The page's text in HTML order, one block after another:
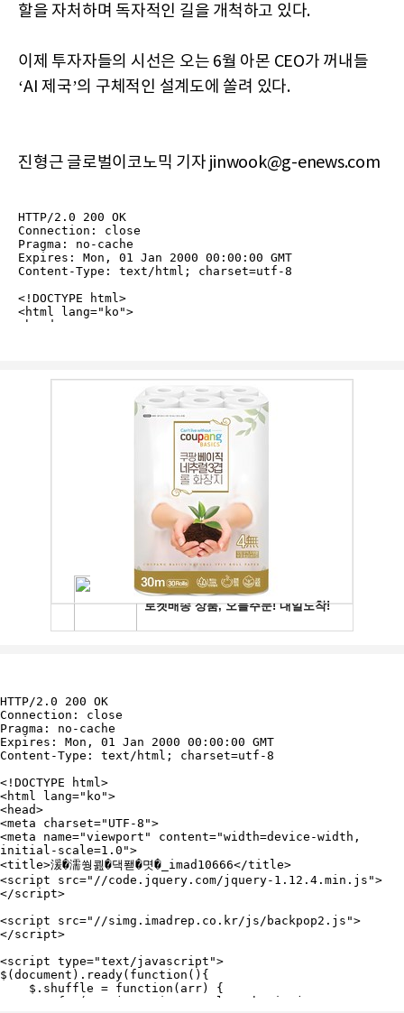
할을 자처하며 독자적인 길을 개척하고 있다.
이제 투자자들의 시선은 오는 6월 아몬 CEO가 꺼내들
‘AI 제국’의 구체적인 설계도에 쏠려 있다.
진형근 글로벌이코노믹 기자 jinwook@g-enews.com